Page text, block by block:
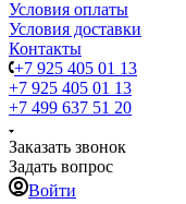
Условия оплаты
Условия доставки
Контакты
+7 925 405 01 13
+7 925 405 01 13
+7 499 637 51 20
Заказать звонок
Задать вопрос
Войти